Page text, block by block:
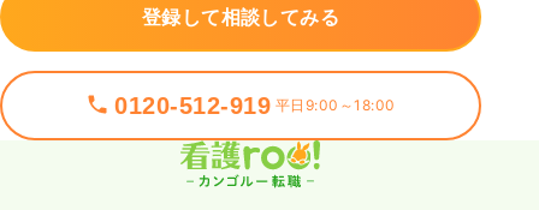
登録して相談してみる
0120-512-919 平日9:00～18:00